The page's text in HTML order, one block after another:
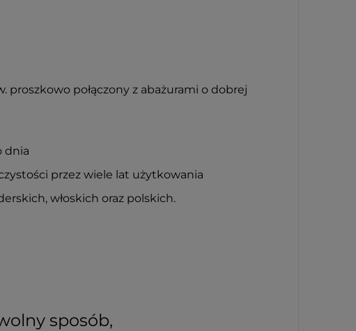
połączony z abażurami o dobrej
dnia
przez wiele lat użytkowania
włoskich oraz polskich.
sposób,